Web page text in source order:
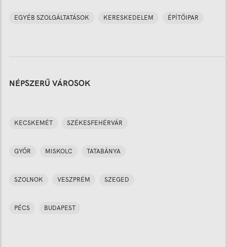
EGYÉB SZOLGÁLTATÁSOK KERESKEDELEM ÉPÍTŐIPAR
NÉPSZERŰ VÁROSOK
KECSKEMÉT SZÉKESFEHÉRVÁR
GYŐR MISKOLC TATABÁNYA
SZOLNOK VESZPRÉM SZEGED
PÉCS BUDAPEST